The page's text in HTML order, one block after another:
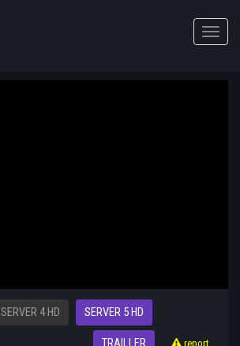
Toggle
SERVER 4 HD SERVER 5 HD
report